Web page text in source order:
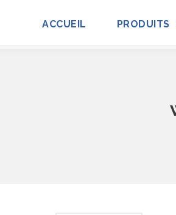
ACCUEIL PRODUITS